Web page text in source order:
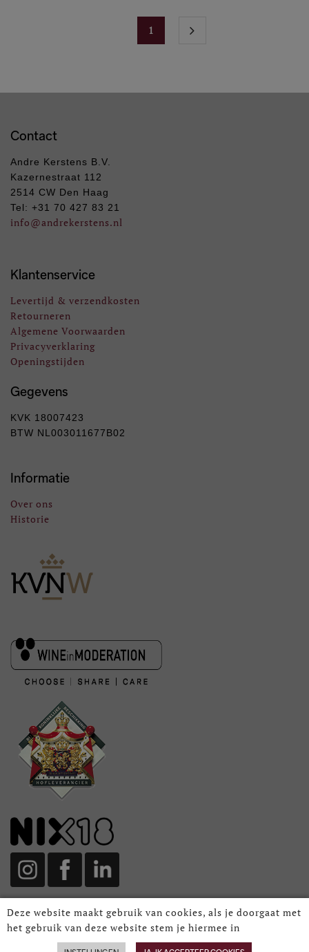
Deze website maakt gebruik van cookies, als je doorgaat met
het gebruik van deze website stem je hiermee in
1
Contact
Andre Kerstens B.V.
Kazernestraat 112
2514 CW Den Haag
Tel: +31 70 427 83 21
info@andrekerstens.nl
Klantenservice
Levertijd & verzendkosten
Retourneren
Algemene Voorwaarden
Privacyverklaring
Openingstijden
Gegevens
KVK 18007423
BTW NL003011677B02
Informatie
Over ons
Historie